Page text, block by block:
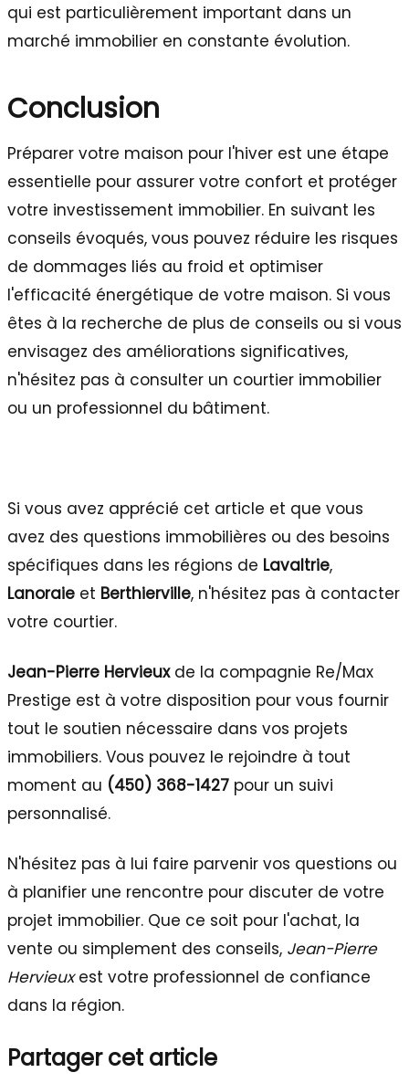
qui est particulièrement important dans un
marché immobilier en constante évolution.
Conclusion
Préparer votre maison pour l'hiver est une étape
essentielle pour assurer votre confort et protéger
votre investissement immobilier. En suivant les
conseils évoqués, vous pouvez réduire les risques
de dommages liés au froid et optimiser
l'efficacité énergétique de votre maison. Si vous
êtes à la recherche de plus de conseils ou si vous
envisagez des améliorations significatives,
n'hésitez pas à consulter un courtier immobilier
ou un professionnel du bâtiment.
Si vous avez apprécié cet article et que vous
avez des questions immobilières ou des besoins
spécifiques dans les régions de Lavaltrie,
Lanoraie et Berthierville, n'hésitez pas à contacter
votre courtier.
Jean-Pierre Hervieuxde la compagnie Re/Max
Prestige est à votre disposition pour vous fournir
tout le soutien nécessaire dans vos projets
immobiliers. Vous pouvez le rejoindre à tout
moment au (450) 368-1427 pour un suivi
personnalisé.
N'hésitez pas à lui faire parvenir vos questions ou
à planifier une rencontre pour discuter de votre
projet immobilier. Que ce soit pour l'achat, la
vente ou simplement des conseils, Jean-Pierre
Hervieuxest votre professionnel de confiance
dans la région.
Partager cet article